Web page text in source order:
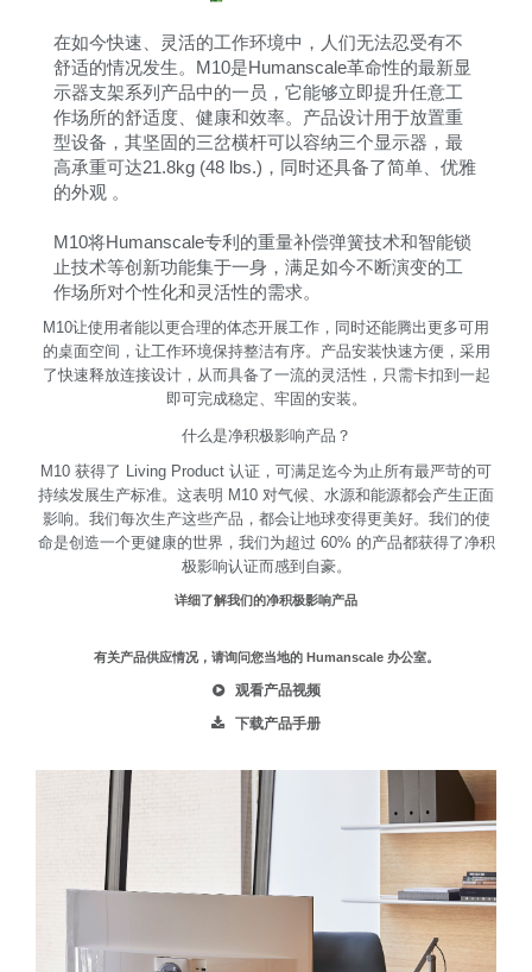
在如今快速、灵活的工作环境中，人们无法忍受有不
舒适的情况发生。M10是Humanscale革命性的最新显
示器支架系列产品中的一员，它能够立即提升任意工
作场所的舒适度、健康和效率。产品设计用于放置重
型设备，其坚固的三岔横杆可以容纳三个显示器，最
高承重可达21.8kg (48 lbs.)，同时还具备了简单、优雅
的外观 。
M10将Humanscale专利的重量补偿弹簧技术和智能锁
止技术等创新功能集于一身，满足如今不断演变的工
作场所对个性化和灵活性的需求。
M10让使用者能以更合理的体态开展工作，同时还能腾出更多可用
的桌面空间，让工作环境保持整洁有序。产品安装快速方便，采用
了快速释放连接设计，从而具备了一流的灵活性，只需卡扣到一起
即可完成稳定、牢固的安装。
什么是净积极影响产品？
M10 获得了 Living Product 认证，可满足迄今为止所有最严苛的可
持续发展生产标准。这表明 M10 对气候、水源和能源都会产生正面
影响。我们每次生产这些产品，都会让地球变得更美好。我们的使
命是创造一个更健康的世界，我们为超过 60% 的产品都获得了净积
极影响认证而感到自豪。
详细了解我们的净积极影响产品
有关产品供应情况，请询问您当地的 Humanscale 办公室。
观看产品视频
下载产品手册